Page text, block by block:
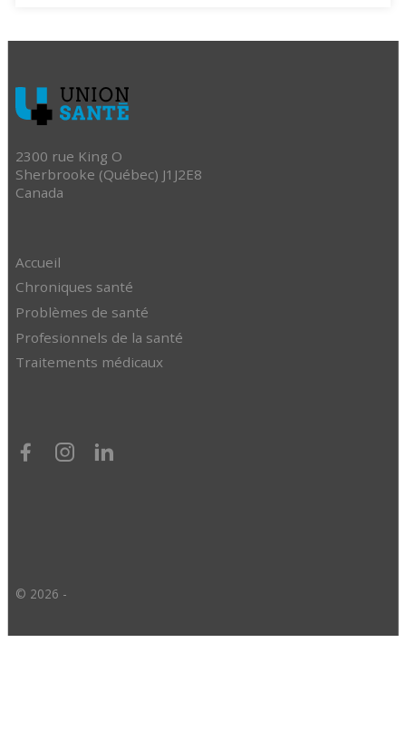
2300 rue King O
Sherbrooke (Québec) J1J2E8
Canada
Accueil
Chroniques santé
Problèmes de santé
Profesionnels de la santé
Traitements médicaux
© 2026 -